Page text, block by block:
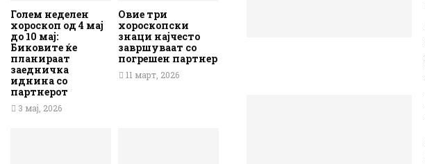
Голем неделен
хороскоп од 4 мај
до 10 мај:
Биковите ќе
планираат
заедничка
иднина со
партнерот
3 мај, 2026
Овие три
хороскопски
знаци најчесто
завршуваат со
погрешен партнер
11 март, 2026